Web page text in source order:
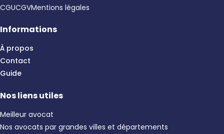
CGUCGVMentions légales
Informations
À propos
Contact
Guide
Nos liens utiles
Meilleur avocat
Nos avocats par grandes villes et départements